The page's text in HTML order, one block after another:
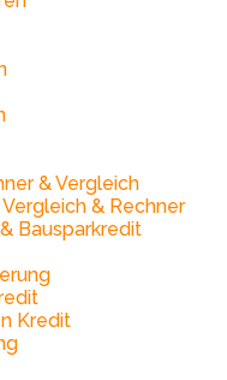
& Vergleich
& Rechner
Bausparkredit
Kredit